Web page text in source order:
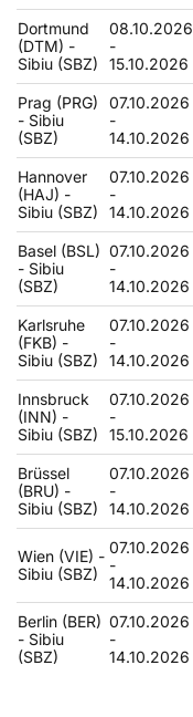
Dortmund
(DTM) -
Sibiu (SBZ)
08.10.2026
-
15.10.2026
Prag (PRG)
- Sibiu
(SBZ)
07.10.2026
-
14.10.2026
Hannover
(HAJ) -
Sibiu (SBZ)
07.10.2026
-
14.10.2026
Basel (BSL)
- Sibiu
(SBZ)
07.10.2026
-
14.10.2026
Karlsruhe
(FKB) -
Sibiu (SBZ)
07.10.2026
-
14.10.2026
Innsbruck
(INN) -
Sibiu (SBZ)
07.10.2026
-
15.10.2026
Brüssel
(BRU) -
Sibiu (SBZ)
07.10.2026
-
14.10.2026
Wien (VIE) -
Sibiu (SBZ)
07.10.2026
-
14.10.2026
Berlin (BER)
- Sibiu
(SBZ)
07.10.2026
-
14.10.2026